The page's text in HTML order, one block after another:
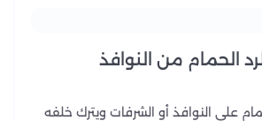
الحمام من النوافذ
على النوافذ أو الشرفات ويترك خلفه